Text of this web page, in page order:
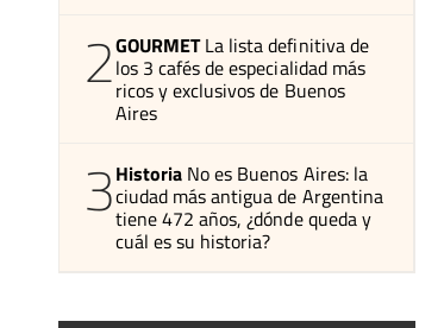
2GOURMET La lista definitiva de
los 3 cafés de especialidad más
ricos y exclusivos de Buenos
Aires
3Historia No es Buenos Aires: la
ciudad más antigua de Argentina
tiene 472 años, ¿dónde queda y
cuál es su historia?